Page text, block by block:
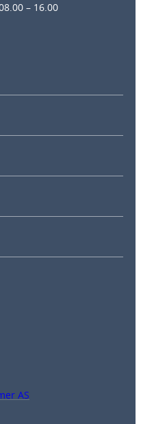
– 16.00
AS